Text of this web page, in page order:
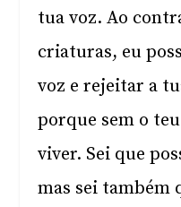
tua voz. Ao
criaturas, eu
voz e rejeitar a
porque sem o
viver. Sei que
mas sei também